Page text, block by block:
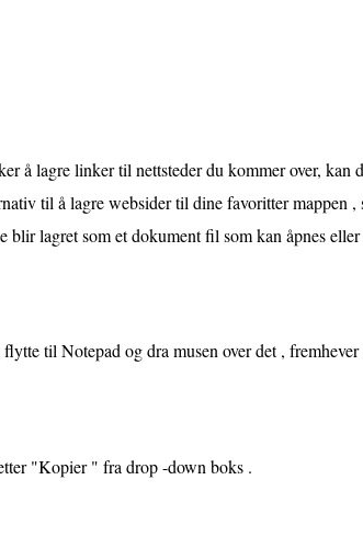
å lagre linker til nettsteder du kommer over, kan
til å lagre websider til dine favoritter mappen ,
lagret som et dokument fil som kan åpnes eller
til Notepad og dra musen over det ,
"Kopier " fra drop -down boks .